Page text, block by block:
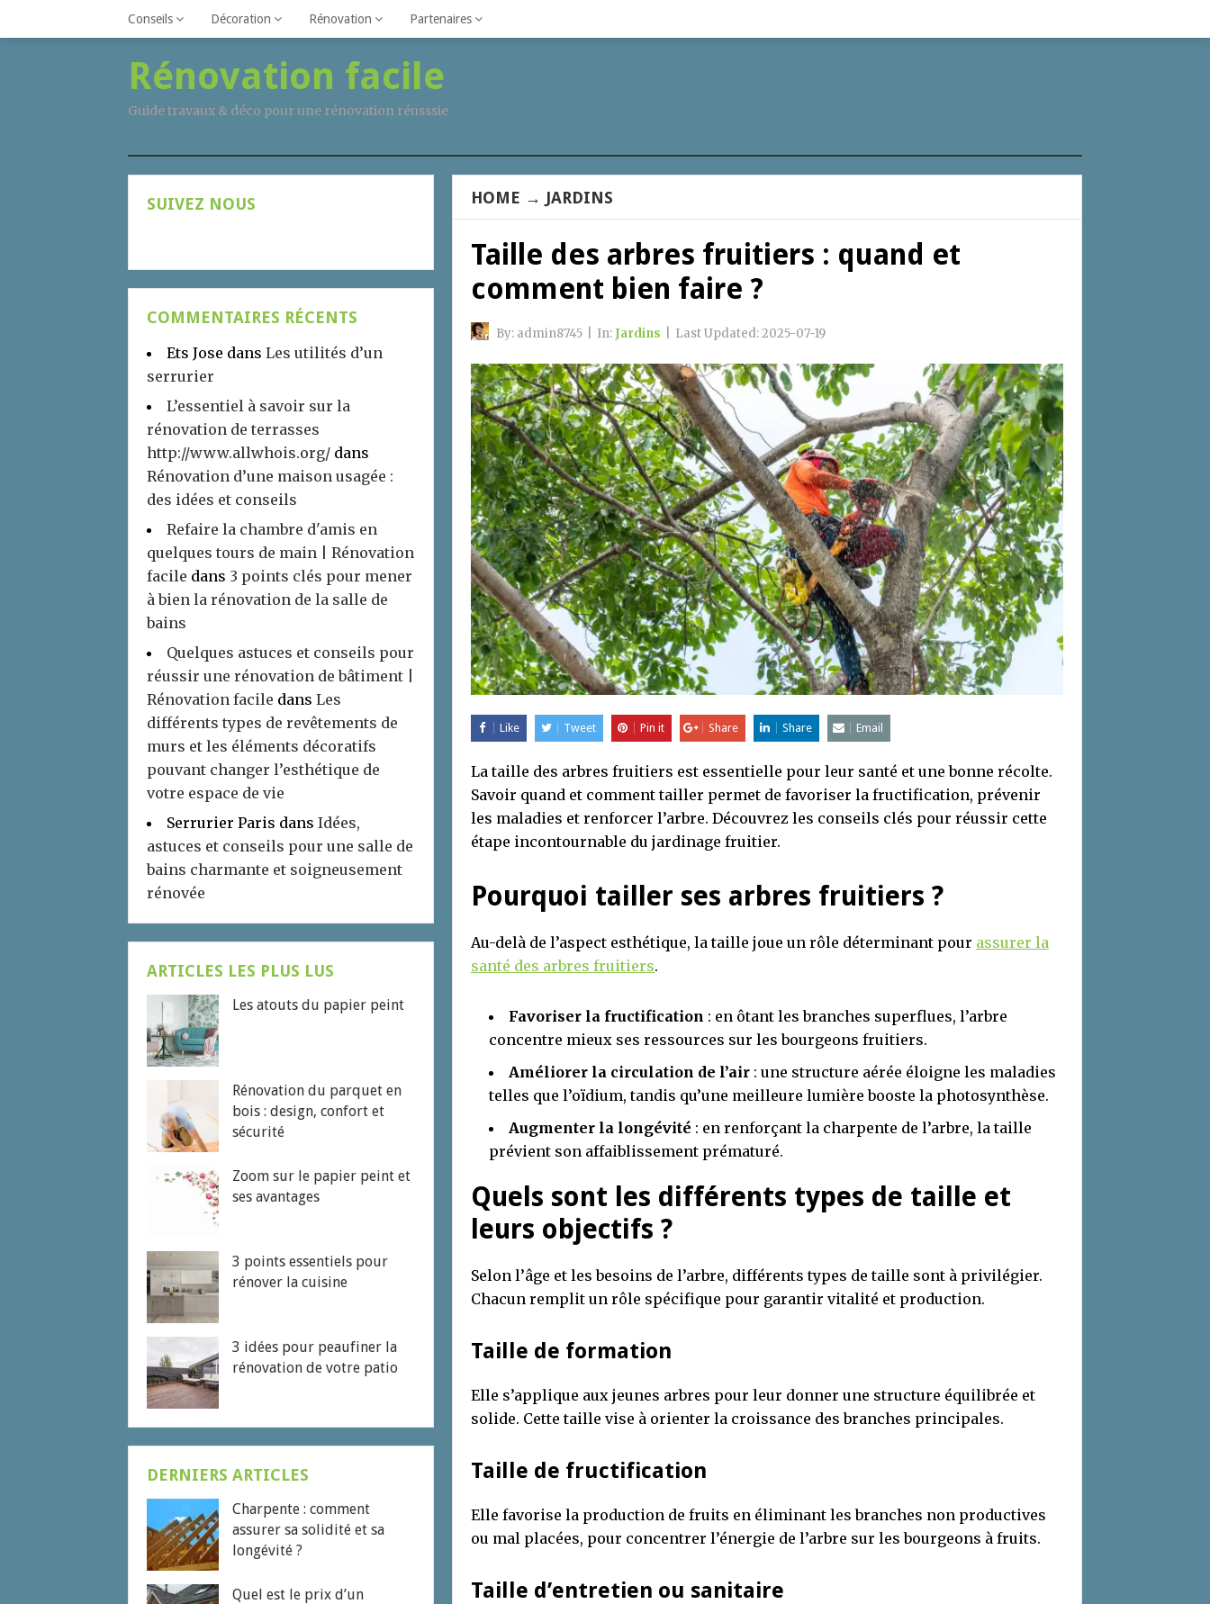
Conseils Décoration Rénovation Partenaires
Rénovation facile
Guide travaux & déco pour une rénovation réusssie
HOME → JARDINS
Taille des arbres fruitiers : quand et
comment bien faire ?
By: admin8745 In: Jardins Last Updated:2025-07-19
Like Tweet Pin it Share Share Email
La taille des arbres fruitiers est essentielle pour leur santé et une bonne récolte.
Savoir quand et comment tailler permet de favoriser la fructification, prévenir
les maladies et renforcer l’arbre. Découvrez les conseils clés pour réussir cette
étape incontournable du jardinage fruitier.
Pourquoi tailler ses arbres fruitiers ?
Au-delà de l’aspect esthétique, la taille joue un rôle déterminant pour assurer la
santé des arbres fruitiers.
Favoriser la fructification : en ôtant les branches superflues, l’arbre
concentre mieux ses ressources sur les bourgeons fruitiers.
Améliorer la circulation de l’air : une structure aérée éloigne les maladies
telles que l’oïdium, tandis qu’une meilleure lumière booste la photosynthèse.
Augmenter la longévité : en renforçant la charpente de l’arbre, la taille
prévient son affaiblissement prématuré.
Quels sont les différents types de taille et
leurs objectifs ?
Selon l’âge et les besoins de l’arbre, différents types de taille sont à privilégier.
Chacun remplit un rôle spécifique pour garantir vitalité et production.
Taille de formation
Elle s’applique aux jeunes arbres pour leur donner une structure équilibrée et
solide. Cette taille vise à orienter la croissance des branches principales.
Taille de fructification
Elle favorise la production de fruits en éliminant les branches non productives
ou mal placées, pour concentrer l’énergie de l’arbre sur les bourgeons à fruits.
Taille d’entretien ou sanitaire
SUIVEZ NOUS
COMMENTAIRES RÉCENTS
Ets Jose dans Les utilités d’un
serrurier
L’essentiel à savoir sur la
rénovation de terrasses
http://www.allwhois.org/ dans
Rénovation d’une maison usagée :
des idées et conseils
Refaire la chambre d'amis en
quelques tours de main | Rénovation
facile dans 3 points clés pour mener
à bien la rénovation de la salle de
bains
Quelques astuces et conseils pour
réussir une rénovation de bâtiment |
Rénovation facile dans Les
différents types de revêtements de
murs et les éléments décoratifs
pouvant changer l’esthétique de
votre espace de vie
Serrurier Paris dans Idées,
astuces et conseils pour une salle de
bains charmante et soigneusement
rénovée
ARTICLES LES PLUS LUS
Les atouts du papier peint
Rénovation du parquet en
bois : design, confort et
sécurité
Zoom sur le papier peint et
ses avantages
3 points essentiels pour
rénover la cuisine
3 idées pour peaufiner la
rénovation de votre patio
DERNIERS ARTICLES
Charpente : comment
assurer sa solidité et sa
longévité ?
Quel est le prix d’un